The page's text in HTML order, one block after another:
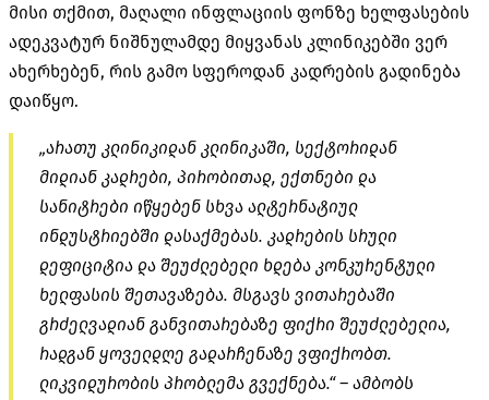
მისი თქმით, მაღალი ინფლაციის ფონზე ხელფასების
ადეკვატურ ნიშნულამდე მიყვანას კლინიკებში ვერ
ახერხებენ, რის გამო სფეროდან კადრების გადინება
დაიწყო.
„არათუ კლინიკიდან კლინიკაში, სექტორიდან
მიდიან კადრები, პირობითად, ექთნები და
სანიტრები იწყებენ სხვა ალტერნატიულ
ინდუსტრიებში დასაქმებას. კადრების სრული
დეფიციტია და შეუძლებელი ხდება კონკურენტული
ხელფასის შეთავაზება. მსგავს ვითარებაში
გრძელვადიან განვითარებაზე ფიქრი შეუძლებელია,
რადგან ყოველდღე გადარჩენაზე ვფიქრობთ.
ლიკვიდურობის პრობლემა გვექნება.“ – ამბობს